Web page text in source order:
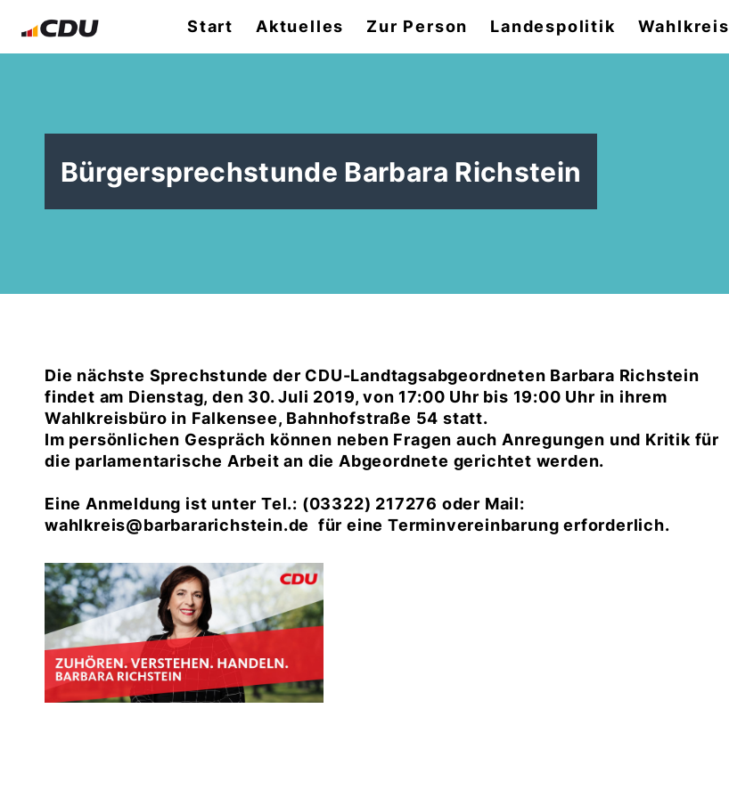
Start Aktuelles Zur Person Landespolitik Wahlkreis
Bürgersprechstunde Barbara Richstein
Die nächste Sprechstunde der CDU-Landtagsabgeordneten Barbara Richstein
findet am Dienstag, den 30. Juli 2019, von 17:00 Uhr bis 19:00 Uhr in ihrem
Wahlkreisbüro in Falkensee, Bahnhofstraße 54 statt.
Im persönlichen Gespräch können neben Fragen auch Anregungen und Kritik für
die parlamentarische Arbeit an die Abgeordnete gerichtet werden.
Eine Anmeldung ist unter Tel.: (03322) 217276 oder Mail:
wahlkreis@barbararichstein.de für eine Terminvereinbarung erforderlich.